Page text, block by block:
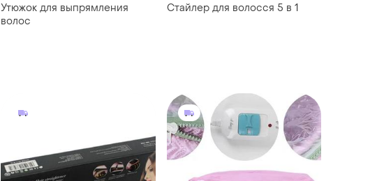
Утюжок для выпрямления
волос
Стайлер для волосся 5 в 1